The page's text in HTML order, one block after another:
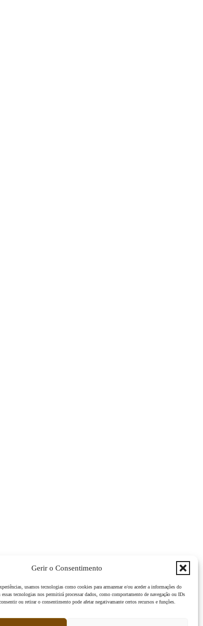
Gerir o Consentimento
usamos tecnologias como cookies para armazenar e/ou aceder a informações do
tecnologias nos permitirá processar dados, como comportamento de navegação ou IDs
ou retirar o consentimento pode afetar negativamante certos recursos e funções.